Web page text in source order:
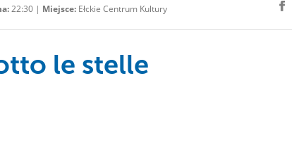
22:30 | Miejsce: Ełckie Centrum Kultury
le stelle